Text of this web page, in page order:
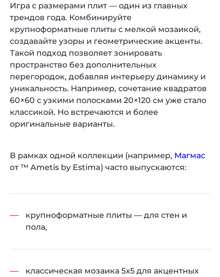
Игра с размерами плит — один из главных
трендов года. Комбинируйте
крупноформатные плиты с мелкой мозаикой,
создавайте узоры и геометрические акценты.
Такой подход позволяет зонировать
пространство без дополнительных
перегородок, добавляя интерьеру динамику и
уникальность. Например, сочетание квадратов
60×60 с узкими полосками 20×120 см уже стало
классикой. Но встречаются и более
оригинальные варианты.
В рамках одной коллекции (например, Магмас
от ™ Ametis by Estima) часто выпускаются:
крупноформатные плиты — для стен и
пола,
классическая мозаика 5x5 для акцентных